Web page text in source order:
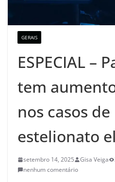
GERAIS
ESPECIAL –
tem
nos casos de
estelionato
setembro 14, 2025 Gisa Veiga
nenhum comentário